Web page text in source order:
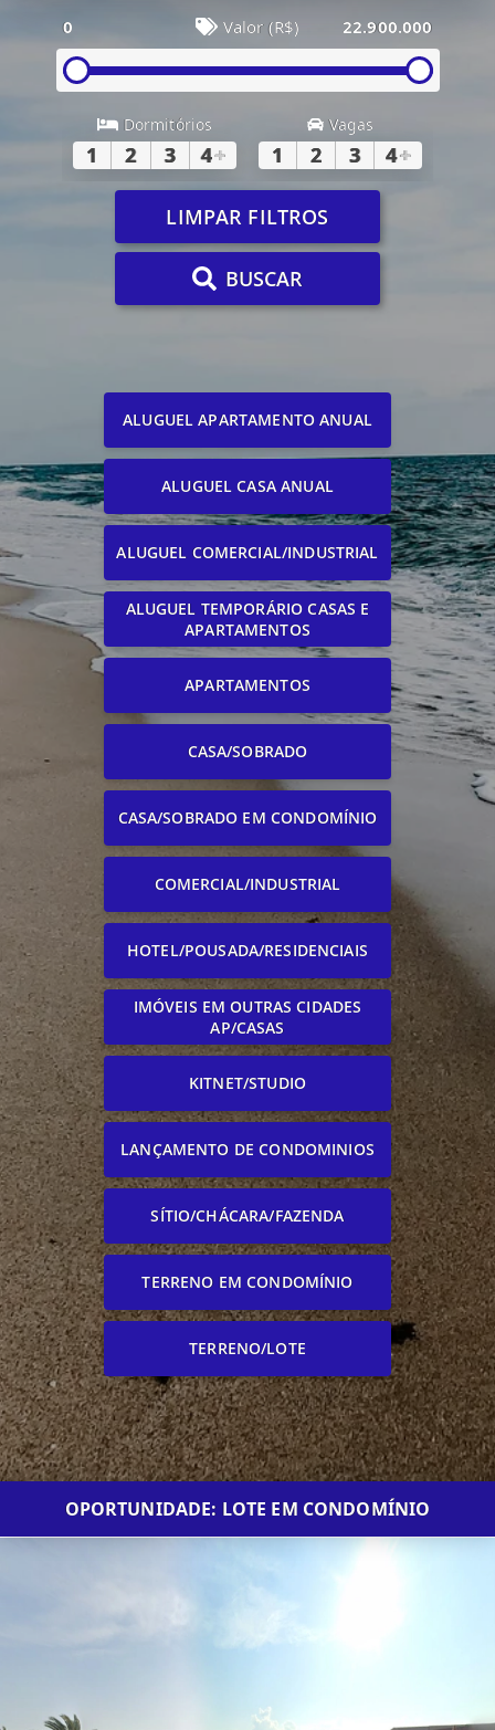
0 Valor (R$) 22.900.000
Dormitórios
1 2 3 4+
Vagas
1 2 3 4+
LIMPAR FILTROS
BUSCAR
ALUGUEL APARTAMENTO ANUAL
ALUGUEL CASA ANUAL
ALUGUEL COMERCIAL/INDUSTRIAL
ALUGUEL TEMPORÁRIO CASAS E
APARTAMENTOS
APARTAMENTOS
CASA/SOBRADO
CASA/SOBRADO EM CONDOMÍNIO
COMERCIAL/INDUSTRIAL
HOTEL/POUSADA/RESIDENCIAIS
IMÓVEIS EM OUTRAS CIDADES
AP/CASAS
KITNET/STUDIO
LANÇAMENTO DE CONDOMINIOS
SÍTIO/CHÁCARA/FAZENDA
TERRENO EM CONDOMÍNIO
TERRENO/LOTE
OPORTUNIDADE: LOTE EM CONDOMÍNIO